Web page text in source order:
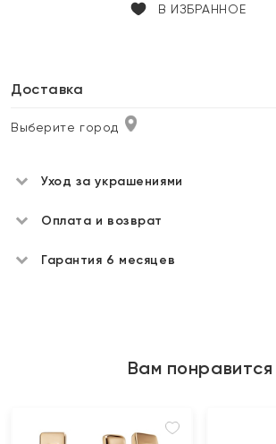
В ИЗБРАННОЕ
Доставка
Выберите город
Уход за украшениями
Оплата и возврат
Гарантия 6 месяцев
Вам понравится